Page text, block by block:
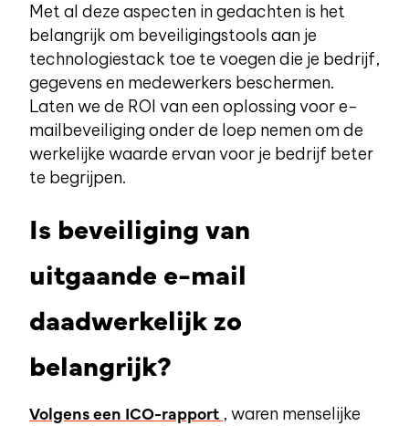
Met al deze aspecten in gedachten is het
belangrijk om beveiligingstools aan je
technologiestack toe te voegen die je bedrijf,
gegevens en medewerkers beschermen.
Laten we de ROI van een oplossing voor e-
mailbeveiliging onder de loep nemen om de
werkelijke waarde ervan voor je bedrijf beter
te begrijpen.
Is beveiliging van
uitgaande e-mail
daadwerkelijk zo
belangrijk?
Volgens een ICO-rapport , waren menselijke